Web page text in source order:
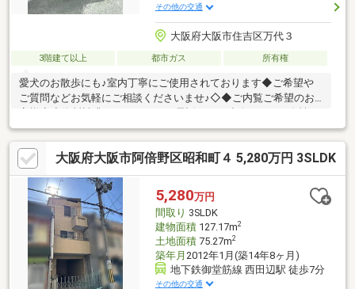
その他の交通
大阪府大阪市住吉区万代３
3階建て以上 都市ガス 所有権
愛犬のお散歩にも♪室内丁寧にご使用されております◆ご希望や
ご質問などお気軽にご相談くださいませ♪◇◆ご内覧ご希望のお
タッフも対応可能♪◆ローン相談◆住み替え相談◆相続相談◆リ
ースバック相談◆家、土地 売却査定相談 等ポータルサイトに
は掲載していない物件情報も当社HPにて多数掲載しておりますの
で、ぜひご覧くださいませ。『センチュリー２１ シズラホー
ム』Googleで検索♪☆売却物件募集中☆即金買取強化中♪
大阪府大阪市阿倍野区昭和町４ 5,280万円 3SLDK
5,280万円
間取り 3SLDK
建物面積127.17m2
土地面積75.27m2
築年月 2012年1月(築14年8ヶ月)
地下鉄御堂筋線 西田辺駅 徒歩7分
その他の交通